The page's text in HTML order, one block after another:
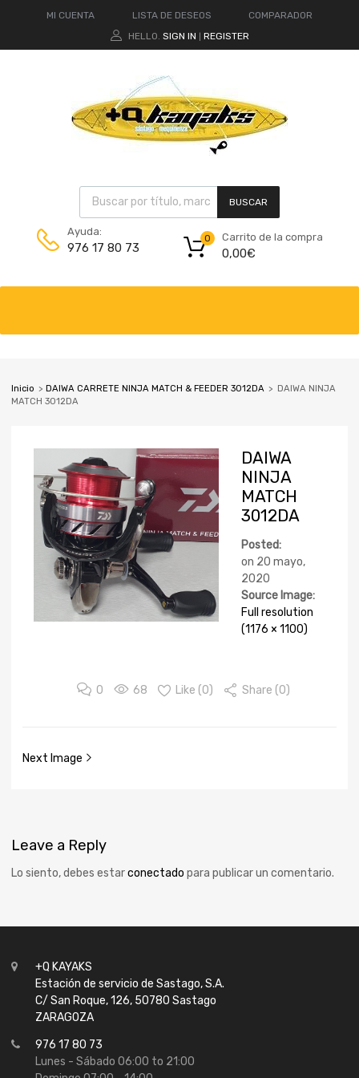
MI CUENTA LISTA DE DESEOS
COMPARADOR
HELLO. SIGN IN REGISTER
BUSCAR
Ayuda:
976 17 80 73
Carrito de la compra
0,00€
0
Inicio > DAIWA CARRETE NINJA MATCH & FEEDER 3012DA > DAIWA NINJA
MATCH 3012DA
DAIWA
NINJA
MATCH
3012DA
Posted:
on 20 mayo,
2020
Source Image:
Full resolution
(1176 × 1100)
0 68 Like (0) Share (0)
Next Image
Leave a Reply
Lo siento, debes estarconectado para publicar un comentario.
+Q KAYAKS
Estación de servicio de Sastago, S.A.
C/ San Roque, 126, 50780 Sastago
ZARAGOZA
976 17 80 73
Lunes - Sábado 06:00 to 21:00